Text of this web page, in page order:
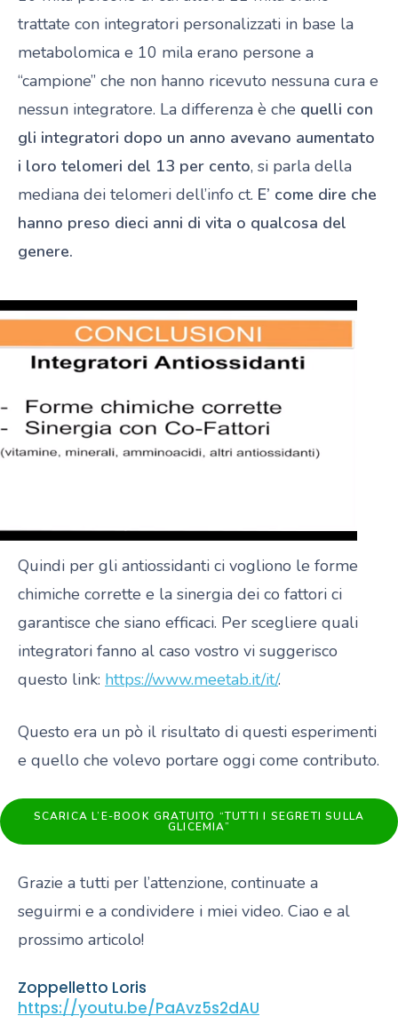
trattate con integratori personalizzati in base la
metabolomica e 10 mila erano persone a
“campione” che non hanno ricevuto nessuna cura e
nessun integratore. La differenza è che quelli con
gli integratori dopo un anno avevano aumentato
i loro telomeri del 13 per cento, si parla della
mediana dei telomeri dell’info ct. E’ come dire che
hanno preso dieci anni di vita o qualcosa del
genere.
Quindi per gli antiossidanti ci vogliono le forme
chimiche corrette e la sinergia dei co fattori ci
garantisce che siano efficaci. Per scegliere quali
integratori fanno al caso vostro vi suggerisco
questo link: https://www.meetab.it/it/.
Questo era un pò il risultato di questi esperimenti
e quello che volevo portare oggi come contributo.
SCARICA L’E-BOOK GRATUITO “TUTTI I SEGRETI SULLA
GLICEMIA”
Grazie a tutti per l’attenzione, continuate a
seguirmi e a condividere i miei video. Ciao e al
prossimo articolo!
Zoppelletto Loris
https://youtu.be/PaAvz5s2dAU